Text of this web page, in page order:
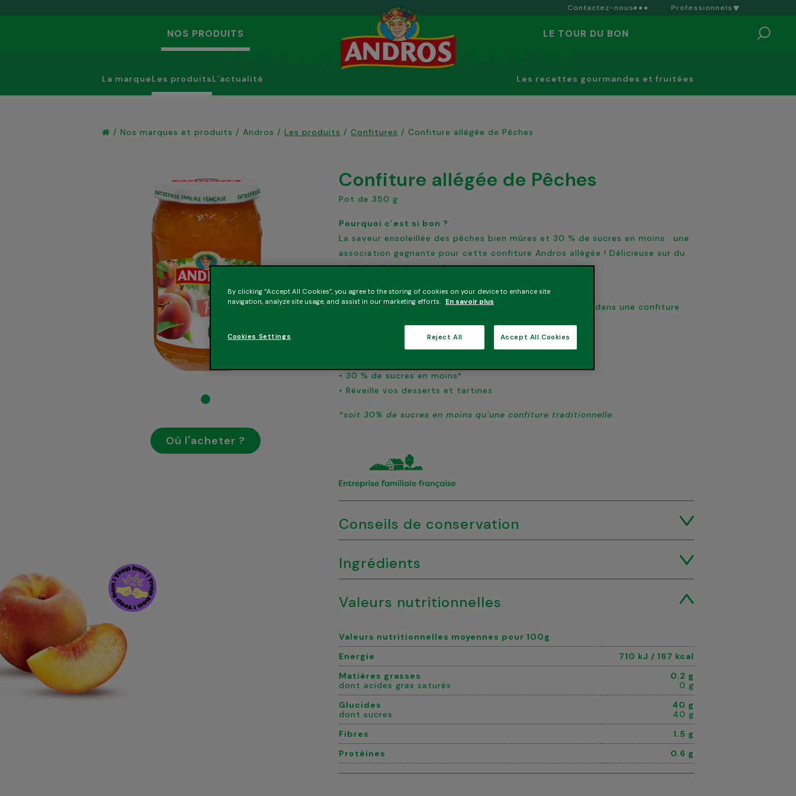
Contactez-nous Professionnels
NOS PRODUITS LE TOUR DU BON
La marqueLes produitsL’actualité Les recettes gourmandes et fruitées
/ Nos marques et produits / Andros / Les produits / Confitures / Confiture allégée de Pêches
Où l'acheter ?
Confiture allégée de Pêches
Pot de 350 g
Pourquoi c’est si bon ?
La saveur ensoleillée des pêches bien mûres et 30 % de sucres en moins : une
association gagnante pour cette confiture Andros allégée ! Délicieuse sur du
pain, des brioches, ou des crêpes.
Les bons ingrédients
Beaucoup de pêches bien mûres et moins de sucres que dans une confiture
Les bonnes raisons de l’essayer
• 30 % de sucres en moins*
• Réveille vos desserts et tartines
*soit 30% de sucres en moins qu’une confiture traditionnelle.
Conseils de conservation
Ingrédients
Valeurs nutritionnelles
Valeurs nutritionnelles moyennes pour 100g
Energie
710 kJ / 167 kcal
Matières grasses
dont acides gras saturés
0.2 g
0 g
Glucides
dont sucres
40 g
40 g
Fibres
1.5 g
Protéines
0.6 g
By clicking “Accept All Cookies”, you agree to the storing of cookies on your device to enhance site
navigation, analyze site usage, and assist in our marketing efforts. En savoir plus
Reject All Accept All Cookies
Cookies Settings